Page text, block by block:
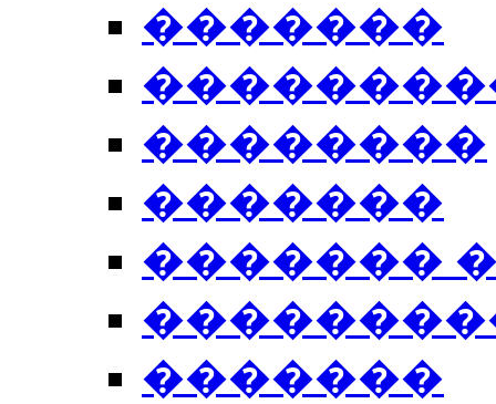
�������
��������
�������
�������
�������